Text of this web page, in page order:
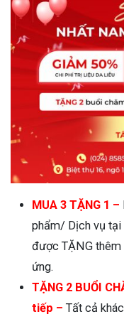
MUA 3 TẶNG 1 –
phẩm/ Dịch vụ tại
được TẶNG
ứng.
TẶNG 2 BUỔI
tiếp – Tất cả